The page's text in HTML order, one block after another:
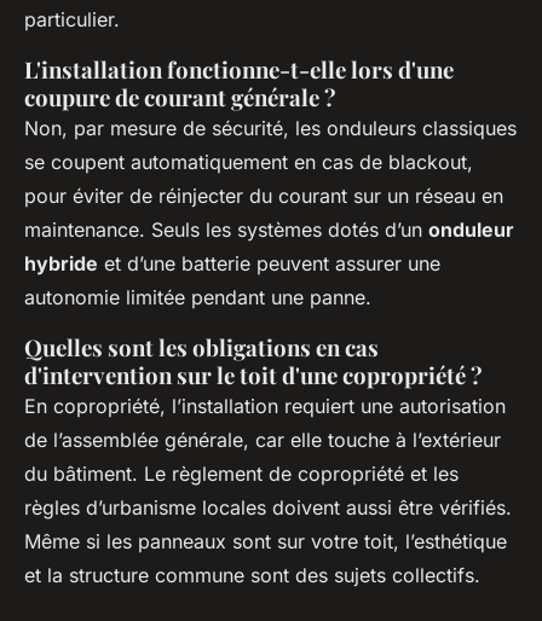
particulier.
L'installation fonctionne-t-elle lors d'une
coupure de courant générale ?
Non, par mesure de sécurité, les onduleurs classiques
se coupent automatiquement en cas de blackout,
pour éviter de réinjecter du courant sur un réseau en
maintenance. Seuls les systèmes dotés d’un onduleur
hybride et d’une batterie peuvent assurer une
autonomie limitée pendant une panne.
Quelles sont les obligations en cas
d'intervention sur le toit d'une copropriété ?
En copropriété, l’installation requiert une autorisation
de l’assemblée générale, car elle touche à l’extérieur
du bâtiment. Le règlement de copropriété et les
règles d’urbanisme locales doivent aussi être vérifiés.
Même si les panneaux sont sur votre toit, l’esthétique
et la structure commune sont des sujets collectifs.